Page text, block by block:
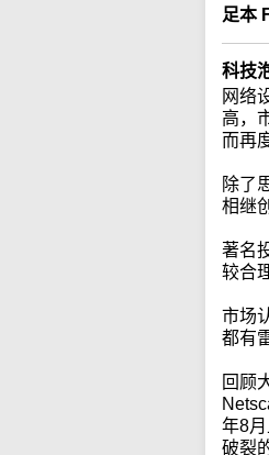
足本
科技
网络
高，
而再
除了
相继
著名
较合
市场
都有
回顾
年8
破裂